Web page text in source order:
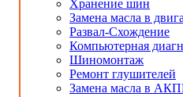
Хранение шин
Замена масла в
Развал-Схождение
Компьютерная
Шиномонтаж
Ремонт глушителей
Замена масла в